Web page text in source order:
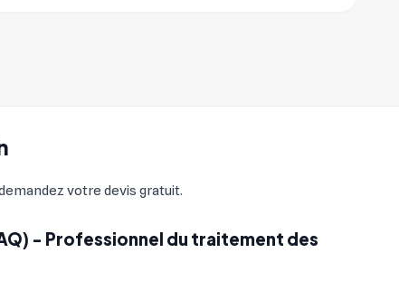
votre devis gratuit.
- Professionnel du traitement des